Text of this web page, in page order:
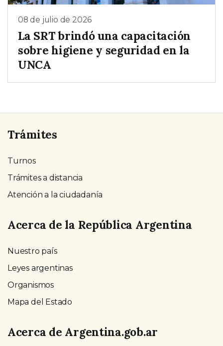
08 de julio de 2026
La SRT brindó una capacitación
sobre higiene y seguridad en la
UNCA
Trámites
Turnos
Trámites a distancia
Atención a la ciudadanía
Acerca de la República Argentina
Nuestro país
Leyes argentinas
Organismos
Mapa del Estado
Acerca de Argentina.gob.ar